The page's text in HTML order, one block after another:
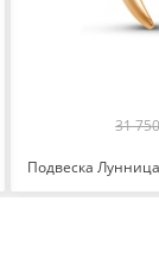
31
Подвеска